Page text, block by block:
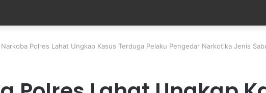
Polres Lahat Ungkap Kasus Terduga Pelaku Pengedar Narkotika Jenis